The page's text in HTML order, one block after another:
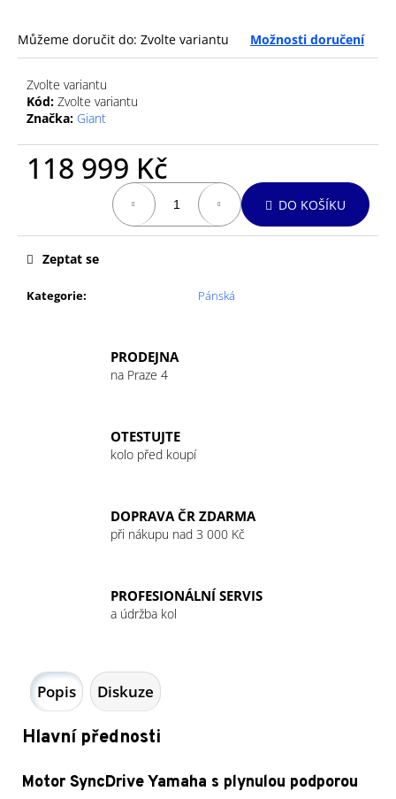
Můžeme doručit do: Zvolte variantu Možnosti doručení
Zvolte variantu
Kód: Zvolte variantu
Značka: Giant
118 999 Kč
DO KOŠÍKU
Kategorie: Pánská
Zeptat se
PRODEJNA
na Praze 4
OTESTUJTE
kolo před koupí
DOPRAVA ČR ZDARMA
při nákupu nad 3 000 Kč
PROFESIONÁLNÍ SERVIS
a údržba kol
Popis Diskuze
Hlavní přednosti
Motor SyncDrive Yamaha s plynulou podporou
GU
GEL
32G
RASPBERRY
49